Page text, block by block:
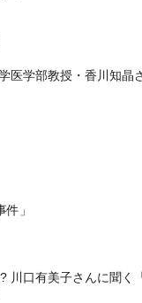
医学部教授・香川知晶
」
川口有美子さんに聞く